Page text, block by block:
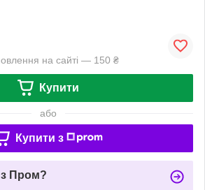
на сайті — 150 ₴
Купити
або
Купити з
з Пром?